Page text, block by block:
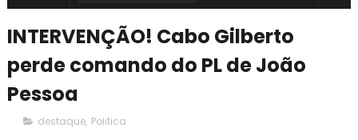
INTERVENÇÃO! Cabo Gilberto
perde comando do PL de João
Pessoa
destaque, Politica